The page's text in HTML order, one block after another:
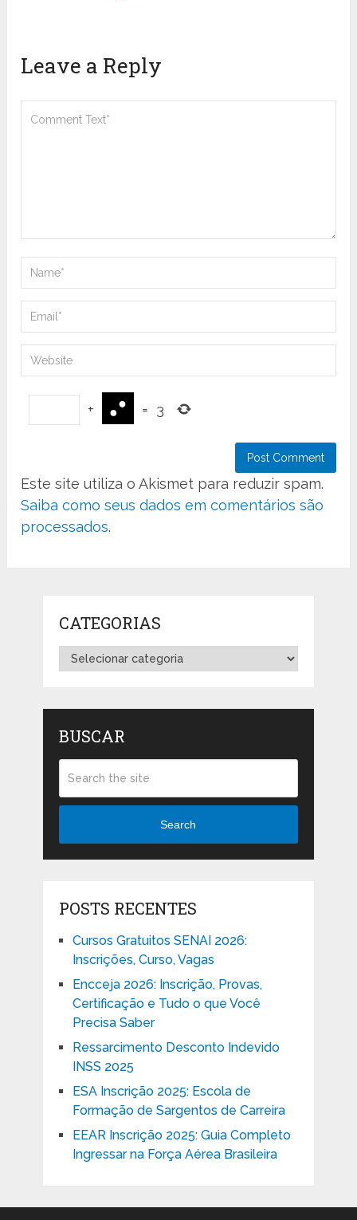
Leave a Reply
+ = 3
Este site utiliza o Akismet para reduzir spam.
Saiba como seus dados em comentários são
processados.
CATEGORIAS
Categorias
BUSCAR
Search
POSTS RECENTES
Cursos Gratuitos SENAI 2026:
Inscrições, Curso, Vagas
Encceja 2026: Inscrição, Provas,
Certificação e Tudo o que Você
Precisa Saber
Ressarcimento Desconto Indevido
INSS 2025
ESA Inscrição 2025: Escola de
Formação de Sargentos de Carreira
EEAR Inscrição 2025: Guia Completo
Ingressar na Força Aérea Brasileira